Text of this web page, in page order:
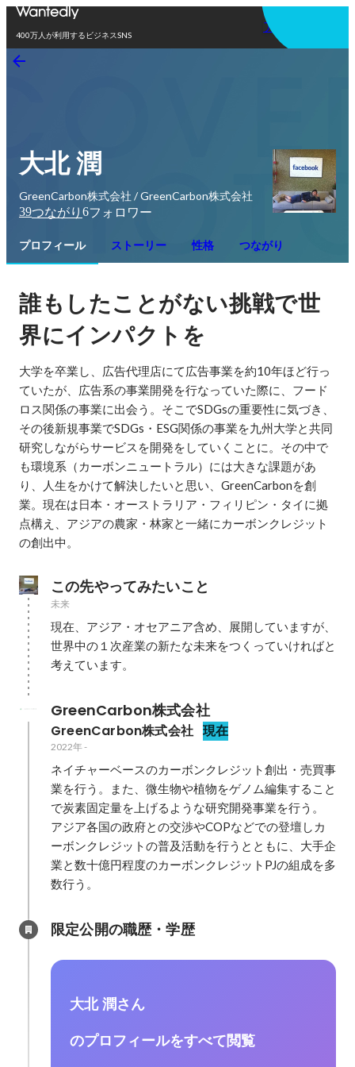
400万人が利用するビジネスSNS
アプリを使う
大北 潤
GreenCarbon株式会社 / GreenCarbon株式会社
39つながり 6フォロワー
プロフィール ストーリー 性格 つながり
誰もしたことがない挑戦で世
界にインパクトを
大学を卒業し、広告代理店にて広告事業を約10年ほど行っ
ていたが、広告系の事業開発を行なっていた際に、フード
ロス関係の事業に出会う。そこでSDGsの重要性に気づき、
その後新規事業でSDGs・ESG関係の事業を九州大学と共同
研究しながらサービスを開発をしていくことに。その中で
も環境系（カーボンニュートラル）には大きな課題があ
り、人生をかけて解決したいと思い、GreenCarbonを創
業。現在は日本・オーストラリア・フィリピン・タイに拠
点構え、アジアの農家・林家と一緒にカーボンクレジット
の創出中。
この先やってみたいこと
未来
現在、アジア・オセアニア含め、展開していますが、
世界中の１次産業の新たな未来をつくっていければと
考えています。
GreenCarbon株式会社
GreenCarbon株式会社 現在
2022年-
ネイチャーベースのカーボンクレジット創出・売買事
業を行う。また、微生物や植物をゲノム編集すること
で炭素固定量を上げるような研究開発事業を行う。
アジア各国の政府との交渉やCOPなどでの登壇しカ
ーボンクレジットの普及活動を行うとともに、大手企
業と数十億円程度のカーボンクレジットPJの組成を多
数行う。
限定公開の職歴・学歴
大北 潤さん
のプロフィールをすべて閲覧